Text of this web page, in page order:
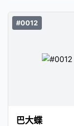
#0012
巴大蝶